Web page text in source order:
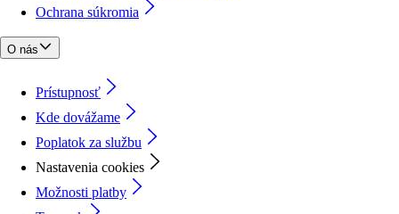
Ochrana súkromia
O nás
Prístupnosť
Kde dovážame
Poplatok za službu
Nastavenia cookies
Možnosti platby